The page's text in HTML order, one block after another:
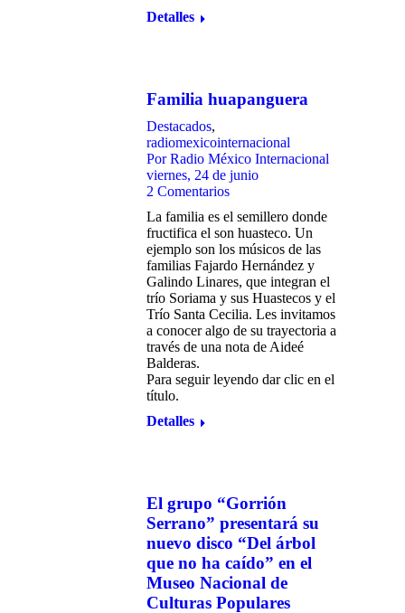
Detalles
Familia huapanguera
Destacados,
radiomexicointernacional
PorRadio México Internacional
viernes, 24 de junio
2 Comentarios
La familia es el semillero donde
fructifica el son huasteco. Un
ejemplo son los músicos de las
familias Fajardo Hernández y
Galindo Linares, que integran el
trío Soriama y sus Huastecos y el
Trío Santa Cecilia. Les invitamos
a conocer algo de su trayectoria a
través de una nota de Aideé
Balderas.
Para seguir leyendo dar clic en el
título.
Detalles
El grupo “Gorrión
Serrano” presentará su
nuevo disco “Del árbol
que no ha caído” en el
Museo Nacional de
Culturas Populares